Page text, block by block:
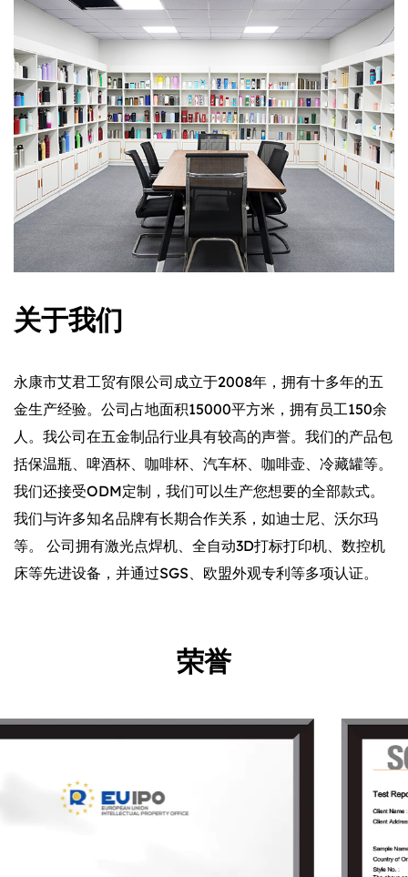
关于我们
永康市艾君工贸有限公司成立于2008年，拥有十多年的五
金生产经验。公司占地面积15000平方米，拥有员工150余
人。我公司在五金制品行业具有较高的声誉。我们的产品包
括保温瓶、啤酒杯、咖啡杯、汽车杯、咖啡壶、冷藏罐等。
我们还接受ODM定制，我们可以生产您想要的全部款式。
我们与许多知名品牌有长期合作关系，如迪士尼、沃尔玛
等。 公司拥有激光点焊机、全自动3D打标打印机、数控机
床等先进设备，并通过SGS、欧盟外观专利等多项认证。
荣誉